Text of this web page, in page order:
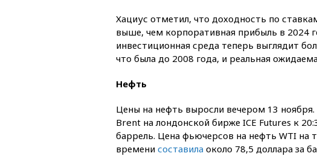
Хациус отметил, что доходность по
выше, чем корпоративная прибыль в 2024
инвестиционная среда теперь выглядит
что была до 2008 года, и реальная
Нефть
Цены на нефть выросли вечером 13
Brent на лондонской бирже ICE Futures к
баррель. Цена фьючерсов на нефть WTI
времени составила около 78,5 доллара за